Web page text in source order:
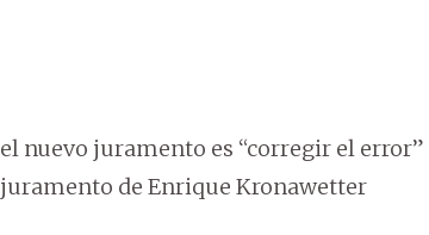
nuevo juramento es “corregir el error”
de Enrique Kronawetter